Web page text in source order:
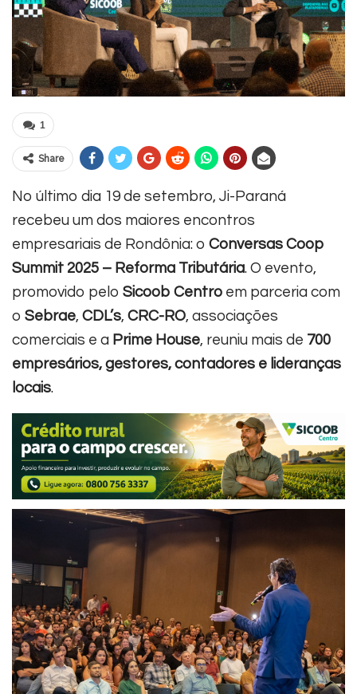
1
Share
No último dia 19 de setembro, Ji-Paraná
recebeu um dos maiores encontros
empresariais de Rondônia: o Conversas Coop
Summit 2025 – Reforma Tributária. O evento,
promovido pelo Sicoob Centro em parceria com
o Sebrae, CDL’s, CRC-RO, associações
comerciais e a Prime House, reuniu mais de 700
empresários, gestores, contadores e lideranças
locais.